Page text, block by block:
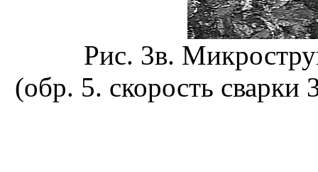
Рис. 3в.
(обр. 5. скорость